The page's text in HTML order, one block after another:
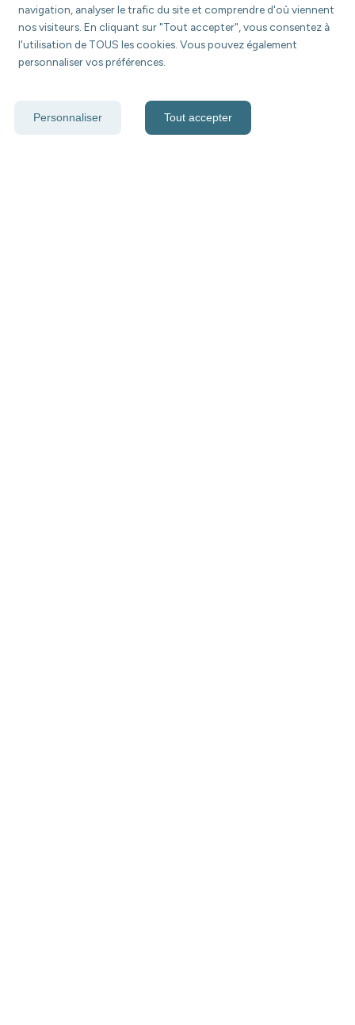
navigation, analyser le trafic du site et comprendre d'où viennent
nos visiteurs. En cliquant sur "Tout accepter", vous consentez à
l'utilisation de TOUS les cookies. Vous pouvez également
personnaliser vos préférences.
Personnaliser Tout accepter